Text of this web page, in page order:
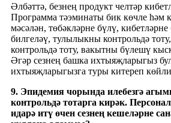
Әлбәттә, безнең продукт челтәр
Программа тәэминаты бик көчле һәм
мәсәлән, төбәкләрне бүлү, кибетләрне
билгеләү, тулылыкны контрольдә
контрольдә тоту, вакытны бүлешү
Әгәр сезнең башка ихтыяҗларыгыз
ихтыяҗларыгызга туры китереп
9. Эпидемия чорында илебезгә
контрольдә тотарга кирәк.
идарә итү өчен сезнең кешеләрне